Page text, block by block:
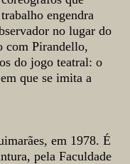
engendra
no lugar do
com Pirandello,
do jogo teatral: o
que se imita a
em 1978. É
pela Faculdade